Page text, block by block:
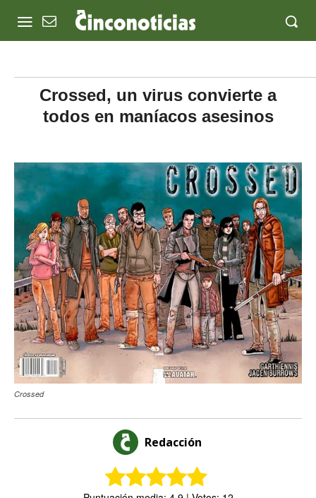
Crossed, un virus convierte a
todos en maníacos asesinos
Crossed
Redacción